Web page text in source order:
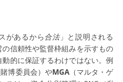
があるから 合法」と説明される
信頼性や監督枠組みを示すもの
的に保証するわけではない。例
賭博委員会）やMGA（マルタ・ゲ